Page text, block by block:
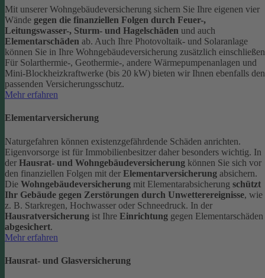
Mit unserer Wohngebäudeversicherung sichern Sie Ihre eigenen vier
Wände gegen die finanziellen Folgen durch Feuer-,
Leitungswasser-, Sturm- und Hagelschäden und auch
Elementarschäden ab. Auch Ihre Photovoltaik- und Solaranlage
können Sie in Ihre Wohngebäudeversicherung zusätzlich
Für Solarthermie-, Geothermie-, andere Wärmepumpenanlagen und
Mini-Blockheizkraftwerke (bis 20 kW) bieten wir Ihnen ebenfalls den
passenden Versicherungsschutz.
Mehr erfahren
Elementarversicherung
Naturgefahren können existenzgefährdende Schäden anrichten.
Eigenvorsorge ist für Immobilienbesitzer daher besonders wichtig. In
der Hausrat- und Wohngebäudeversicherung können Sie sich vor
den finanziellen Folgen mit der Elementarversicherung absichern.
Die Wohngebäudeversicherung mit Elementarabsicherung schützt
Ihr Gebäude gegen Zerstörungen durch Unwetterereignisse, wie
z. B. Starkregen, Hochwasser oder Schneedruck. In der
Hausratversicherung ist Ihre Einrichtung gegen Elementarschäden
abgesichert.
Mehr erfahren
Hausrat- und Glasversicherung